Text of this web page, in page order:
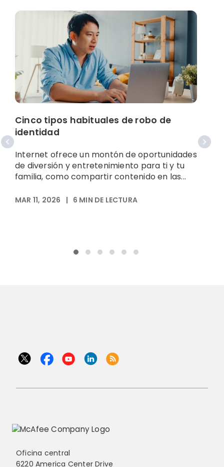
Cinco tipos habituales de robo de
identidad
Internet ofrece un montón de oportunidades
de diversión y entretenimiento para ti y tu
familia, como compartir contenido en las...
MAR 11, 2026 | 6 MIN DE LECTURA
Oficina central
6220 America Center Drive